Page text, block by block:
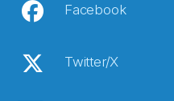
Facebook
Twitter/X